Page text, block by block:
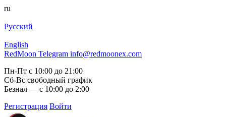
ru
Русский
English
RedMoon Telegram info@redmoonex.com
Пн-Пт с 10:00 до 21:00
Сб-Вс свободный график
Безнал — с 10:00 до 2:00
Регистрация Войти